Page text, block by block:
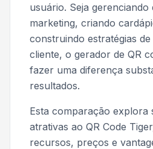
usuário. Seja gerenciando
marketing, criando
construindo estratégias
cliente, o gerador de QR
fazer uma diferença
resultados.
Esta comparação explora
atrativas ao QR Code
recursos, preços e